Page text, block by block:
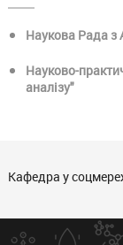
Наукова Рада з
Науково-
аналізу"
Кафедра у